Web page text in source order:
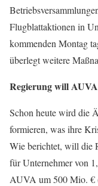
Flugblattaktionen in
kommenden Montag
überlegt weitere
Regierung will
Schon heute wird die
formieren, was ihre
Wie berichtet, will die
für Unternehmer von
AUVA um 500 Mio. €